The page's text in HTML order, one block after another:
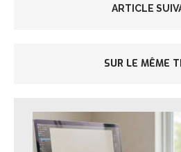
ARTICLE
SUR LE MÊME